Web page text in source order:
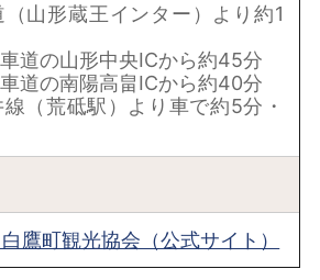
山形蔵王インター）より約1
道の山形中央ICから約45分
道の南陽高畠ICから約40分
（荒砥駅）より車で約5分・
鷹町観光協会（公式サイト）